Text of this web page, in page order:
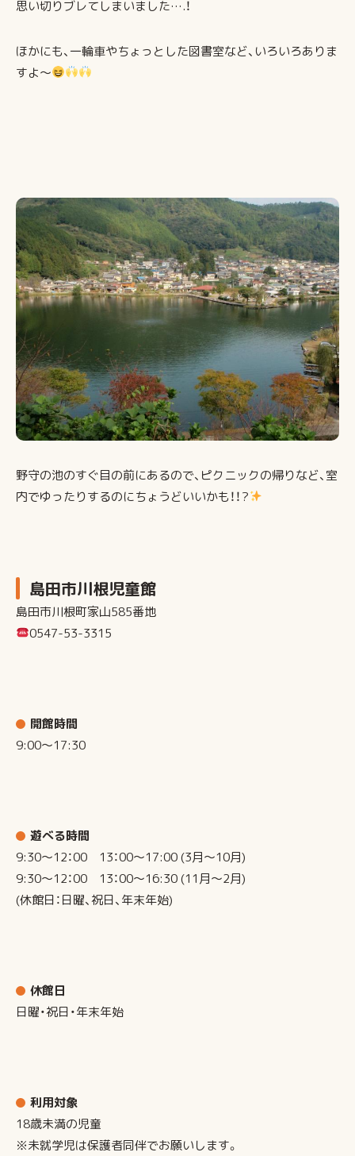
思い切りブレてしまいました….！
ほかにも、一輪車やちょっとした図書室など、いろいろありま
すよ～
野守の池のすぐ目の前にあるので、ピクニックの帰りなど、室
内でゆったりするのにちょうどいいかも！！?
島田市川根児童館
島田市川根町家山585番地
0547-53-3315
開館時間
9:00～17:30
遊べる時間
9:30～12：00 13：00～17:00 (3月～10月)
9:30～12：00 13：00～16:30 (11月～2月)
(休館日：日曜、祝日、年末年始)
休館日
日曜・祝日・年末年始
利用対象
18歳未満の児童
※未就学児は保護者同伴でお願いします。